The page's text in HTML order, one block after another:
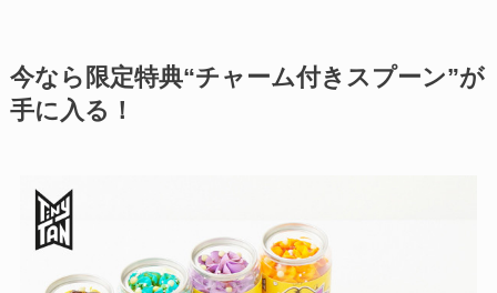
今なら限定特典“チャーム付きスプーン”が
手に入る！